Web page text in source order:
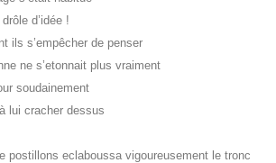
d’idée !
ils s’empêcher de penser
ne s’etonnait plus vraiment
soudainement
lui cracher dessus
postillons eclaboussa vigoureusement le tronc